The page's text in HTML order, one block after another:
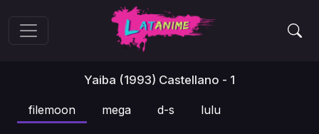
Yaiba (1993) Castellano - 1
filemoon mega d-s lulu